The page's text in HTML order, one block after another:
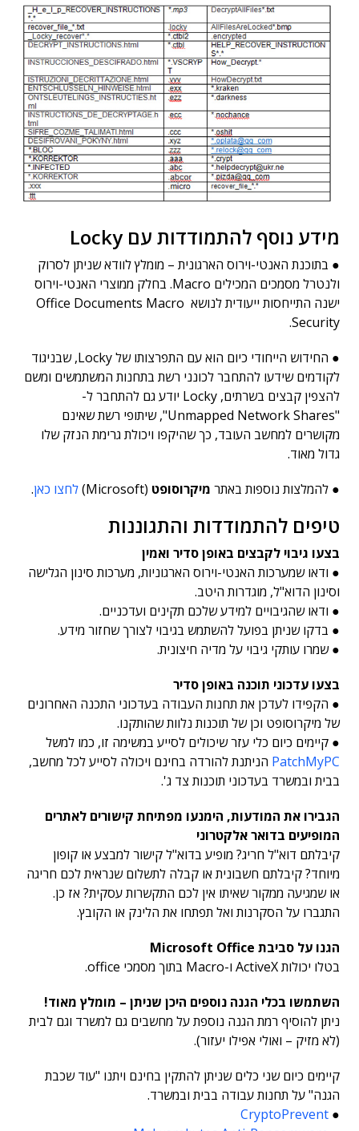
מידע נוסף להתמודדות עם Locky
● בתוכנת האנטי-וירוס הארגונית – מומלץ לוודא שניתן לסרוק
ולנטרל מסמכים המכילים Macro. בחלק ממוצרי האנטי-וירוס
ישנה התייחסות ייעודית לנושא Office Documents Macro
Security.
● החידוש הייחודי כיום הוא עם התפרצותו של Locky, שבניגוד
לקודמים שידעו להתחבר לכונני רשת בתחנות המשתמשים ומשם
להצפין קבצים בשרתים, Locky יודע גם להתחבר ל-
"Unmapped Network Shares", שיתופי רשת שאינם
מקושרים למחשב העובד, כך שהיקפו ויכולת גרימת הנזק שלו
גדול מאוד.
● להמלצות נוספות באתר מיקרוסופט (Microsoft) לחצו כאן.
טיפים להתמודדות והתגוננות
בצעו גיבוי לקבצים באופן סדיר ואמין
● ודאו שמערכות האנטי-וירוס הארגוניות, מערכות סינון הגלישה
וסינון הדוא"ל, מוגדרות היטב.
● ודאו שהגיבויים למידע שלכם תקינים ועדכניים.
● בדקו שניתן בפועל להשתמש בגיבוי לצורך שחזור מידע.
● שמרו עותקי גיבוי על מדיה חיצונית.
בצעו עדכוני תוכנה באופן סדיר
● הקפידו לעדכן את תחנות העבודה בעדכוני התכנה האחרונים
של מיקרוסופט וכן של תוכנות נלוות שהותקנו.
● קיימים כיום כלי עזר שיכולים לסייע במשימה זו, כמו למשל
PatchMyPC הניתנת להורדה בחינם ויכולה לסייע לכל מחשב,
בבית ובמשרד בעדכוני תוכנות צד ג'.
הגבירו את המודעות, הימנעו מפתיחת קישורים לאתרים
המופיעים בדואר אלקטרוני
קיבלתם דוא"ל חריג? מופיע בדוא"ל קישור למבצע או קופון
מיוחד? קיבלתם חשבונית או קבלה לתשלום שנראית לכם חריגה
או שמגיעה ממקור שאיתו אין לכם התקשרות עסקית? אז כן.
התגברו על הסקרנות ואל תפתחו את הלינק או הקובץ.
הגנו על סביבת Microsoft Office
בטלו יכולות ActiveX ו-Macro בתוך מסמכי office.
השתמשו בכלי הגנה נוספים היכן שניתן – מומלץ מאוד!
ניתן להוסיף רמת הגנה נוספת על מחשבים גם למשרד וגם לבית
(לא מזיק – ואולי אפילו יעזור).
קיימים כיום שני כלים שניתן להתקין בחינם ויתנו "עוד שכבת
הגנה" על תחנות עבודה בבית ובמשרד.
●
CryptoPrevent